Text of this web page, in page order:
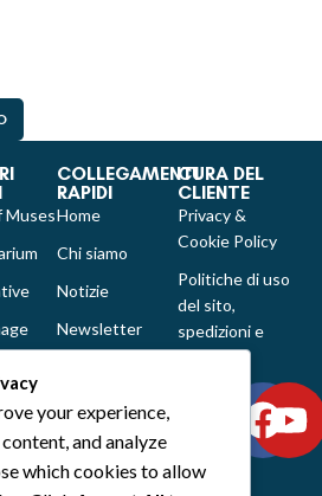
Muses
box
COLLEGAMENTI
RAPIDI
Home
Chi siamo
Notizie
Newsletter
CURA DEL
CLIENTE
Privacy &
Cookie Policy
Politiche di uso
del sito,
spedizioni e
reclami
your experience,
and analyze
which cookies to allow